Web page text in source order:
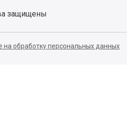
защищены
на обработку персональных данных